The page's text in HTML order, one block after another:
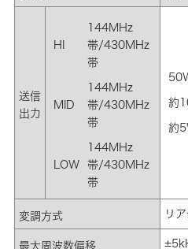
送信
出力
HI
144MHz
帯/430MHz
帯
MID
144MHz
帯/430MHz
帯
LOW
144MHz
帯/430MHz
帯
約
約
変調方式 リ
最大周波数偏移